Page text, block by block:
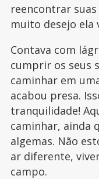
reencontrar
muito desejo ela
Contava com
cumprir os seus
caminhar em
acabou presa.
tranquilidade!
caminhar, ainda
algemas. Não
ar diferente,
campo.